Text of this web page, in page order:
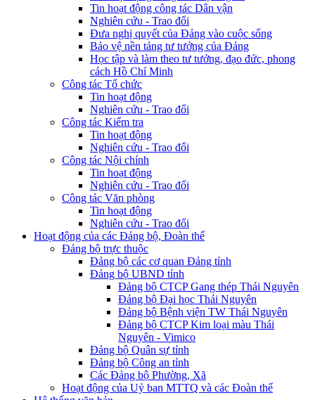
Tin hoạt động công tác Dân vận
Nghiên cứu - Trao đổi
Đưa nghị quyết của Đảng vào cuộc sống
Bảo vệ nền tảng tư tưởng của Đảng
Học tập và làm theo tư tưởng, đạo đức, phong
cách Hồ Chí Minh
Công tác Tổ chức
Tin hoạt động
Nghiên cứu - Trao đổi
Công tác Kiểm tra
Tin hoạt động
Nghiên cứu - Trao đổi
Công tác Nội chính
Tin hoạt động
Nghiên cứu - Trao đổi
Công tác Văn phòng
Tin hoạt động
Nghiên cứu - Trao đổi
Hoạt động của các Đảng bộ, Đoàn thể
Đảng bộ trực thuộc
Đảng bộ các cơ quan Đảng tỉnh
Đảng bộ UBND tỉnh
Đảng bộ CTCP Gang thép Thái Nguyên
Đảng bộ Đại học Thái Nguyên
Đảng bộ Bệnh viện TW Thái Nguyên
Đảng bộ CTCP Kim loại màu Thái
Nguyên - Vimico
Đảng bộ Quân sự tỉnh
Đảng bộ Công an tỉnh
Các Đảng bộ Phường, Xã
Hoạt động của Uỷ ban MTTQ và các Đoàn thể